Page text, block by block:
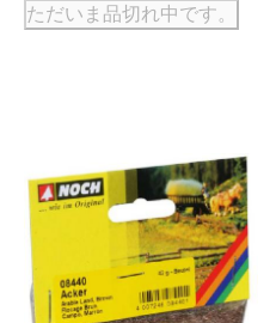
ただいま品切れ中です。